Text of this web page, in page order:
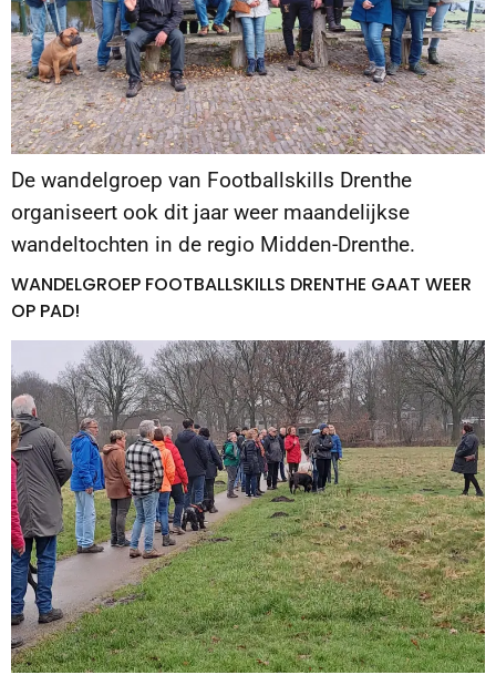
De wandelgroep van Footballskills Drenthe
organiseert ook dit jaar weer maandelijkse
wandeltochten in de regio Midden-Drenthe.
WANDELGROEP FOOTBALLSKILLS DRENTHE GAAT WEER
OP PAD!